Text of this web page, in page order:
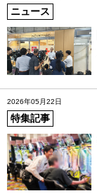
ニュース
2026年05月22日
特集記事